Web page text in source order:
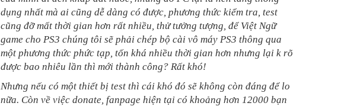
dụng nhất mà ai cũng dễ dàng có được, phương thức kiểm tra, test
cũng đỡ mất thời gian hơn rất nhiều, thử tưởng tượng, để Việt Ngữ
game cho PS3 chúng tôi sẽ phải chép bộ cài vô máy PS3 thông qua
một phương thức phức tạp, tốn khá nhiều thời gian hơn nhưng lại k rõ
được bao nhiêu lần thì mới thành công? Rất khó!
Nhưng nếu có một thiết bị test thì cái khó đó sẽ không còn đáng để lo
nữa. Còn về việc donate, fanpage hiện tại có khoảng hơn 12000 bạn